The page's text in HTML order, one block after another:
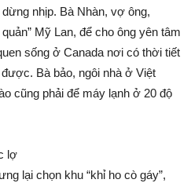
nhịp. Bà Nhàn, vợ ông,
Mỹ Lan, để cho ông yên tâm
sống ở Canada nơi có thời tiết
Bà bảo, ngôi nhà ở Việt
cũng phải để máy lạnh ở 20 độ
lợ
lại chọn khu “khỉ ho cò gáy”,